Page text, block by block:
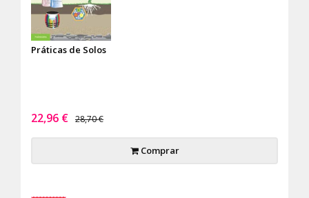
Práticas de Solos
22,96 € 28,70 €
Comprar